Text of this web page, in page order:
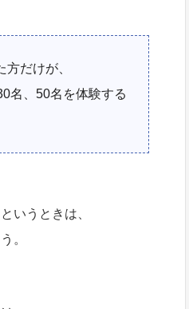
だけが、
名、50名を体験する
いうときは、
。